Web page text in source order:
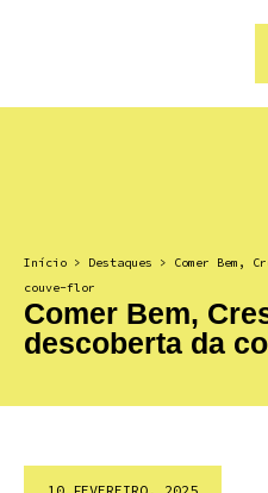
Início > Destaques > Comer Bem,
couve-flor
Comer Bem,
descoberta da